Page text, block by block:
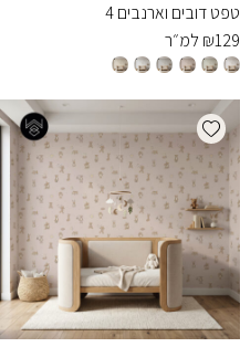
טפט דובים וארנבים 4
₪129 למ״ר
Add wishlist